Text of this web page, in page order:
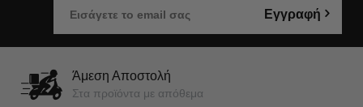
Εγγραφή
Άμεση Αποστολή
Στα προϊόντα με απόθεμα